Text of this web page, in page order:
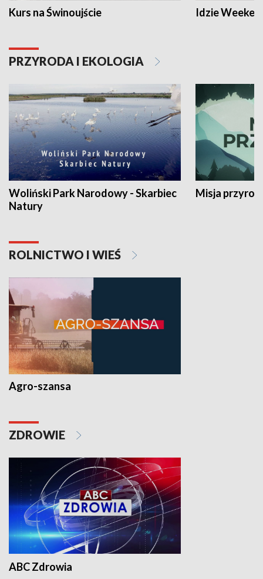
Kurs na Świnoujście Idzie
PRZYRODA I EKOLOGIA
Woliński Park Narodowy - Skarbiec
Natury
Misja
ROLNICTWO I WIEŚ
Agro-szansa
ZDROWIE
ABC Zdrowia